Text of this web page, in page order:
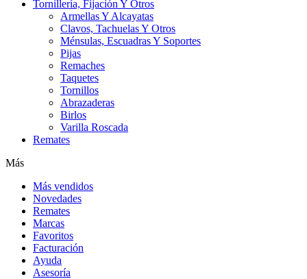
Tornillería, Fijación Y Otros
Armellas Y Alcayatas
Clavos, Tachuelas Y Otros
Ménsulas, Escuadras Y Soportes
Pijas
Remaches
Taquetes
Tornillos
Abrazaderas
Birlos
Varilla Roscada
Remates
Más
Más vendidos
Novedades
Remates
Marcas
Favoritos
Facturación
Ayuda
Asesoría